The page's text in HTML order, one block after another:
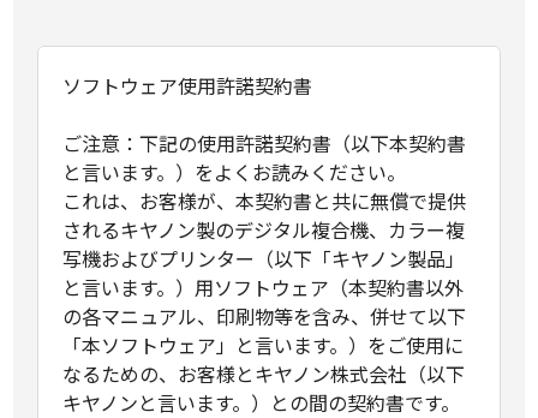
ソフトウェア使用許諾契約書
ご注意：下記の使用許諾契約書（以下本契約書
と言います。）をよくお読みください。
これは、お客様が、本契約書と共に無償で提供
されるキヤノン製のデジタル複合機、カラー複
写機およびプリンター（以下「キヤノン製品」
と言います。）用ソフトウェア（本契約書以外
の各マニュアル、印刷物等を含み、併せて以下
「本ソフトウェア」と言います。）をご使用に
なるための、お客様とキヤノン株式会社（以下
キヤノンと言います。）との間の契約書です。